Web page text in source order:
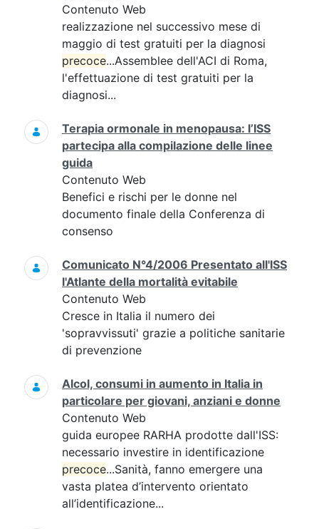
Contenuto Web
realizzazione nel successivo mese di
maggio di test gratuiti per la diagnosi
precoce...Assemblee dell'ACI di Roma,
l'effettuazione di test gratuiti per la
diagnosi...
Terapia ormonale in menopausa: l’ISS
partecipa alla compilazione delle linee
guida
Contenuto Web
Benefici e rischi per le donne nel
documento finale della Conferenza di
consenso
Comunicato N°4/2006 Presentato all'ISS
l'Atlante della mortalità evitabile
Contenuto Web
Cresce in Italia il numero dei
'sopravvissuti' grazie a politiche sanitarie
di prevenzione
Alcol, consumi in aumento in Italia in
particolare per giovani, anziani e donne
Contenuto Web
guida europee RARHA prodotte dall'ISS:
necessario investire in identificazione
precoce...Sanità, fanno emergere una
vasta platea d’intervento orientato
all’identificazione...